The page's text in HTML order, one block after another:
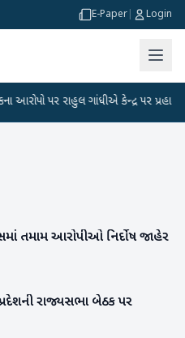
E-Paper Login
પર રાહુલ ગાંધીએ કેન્દ્ર પર પ્રહાર કર્યા
તમામ આરોપીઓ નિર્દોષ જાહેર
રાજ્યસભા બેઠક પર